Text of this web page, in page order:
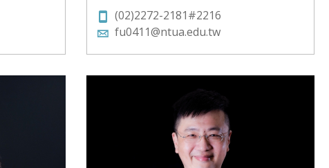
(02)2272-2181#2216
fu0411@ntua.edu.tw